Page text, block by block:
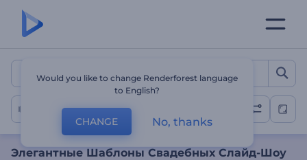
Элегантные Шаблоны
Свадебное слайд-Шоу
Элегантные Шаблоны Свадебных Слайд-Шоу
Would you like to change Renderforest language
to English?
CHANGE No, thanks